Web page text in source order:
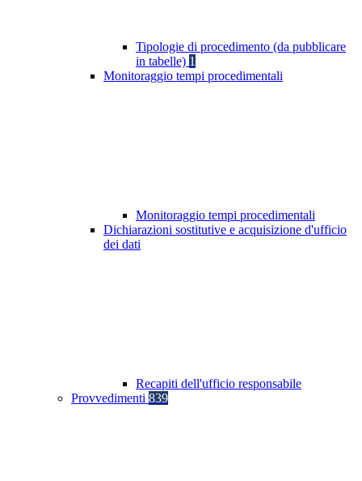
Tipologie di procedimento (da pubblicare
in tabelle) 1
Monitoraggio tempi procedimentali
Monitoraggio tempi procedimentali
Dichiarazioni sostitutive e acquisizione d'ufficio
dei dati
Recapiti dell'ufficio responsabile
Provvedimenti 839